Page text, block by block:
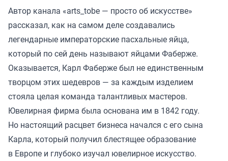
Автор канала «arts_tobe — просто об искусстве»
рассказал, как на самом деле создавались
легендарные императорские пасхальные яйца,
который по сей день называют яйцами Фаберже.
Оказывается, Карл Фаберже был не единственным
творцом этих шедевров — за каждым изделием
стояла целая команда талантливых мастеров.
Ювелирная фирма была основана им в 1842 году.
Но настоящий расцвет бизнеса начался с его сына
Карла, который получил блестящее образование
в Европе и глубоко изучал ювелирное искусство.